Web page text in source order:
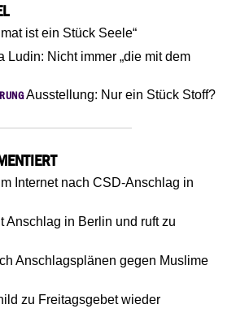
ist ein Stück Seele“
Ludin: Nicht immer „die mit dem
Ausstellung: Nur ein Stück Stoff?
Internet nach CSD-Anschlag in
Anschlag in Berlin und ruft zu
Anschlagsplänen gegen Muslime
zu Freitagsgebet wieder